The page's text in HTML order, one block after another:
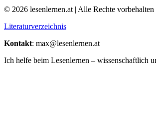
© 2026 lesenlernen.at | Alle Rechte vorbehalten
Literaturverzeichnis
Kontakt: max@lesenlernen.at
Ich helfe beim Lesenlernen – wissenschaftlich